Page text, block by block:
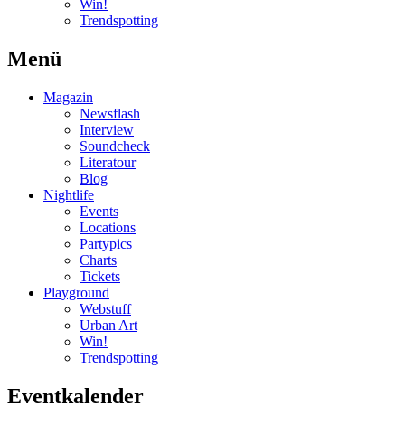
Win!
Trendspotting
Menü
Magazin
Newsflash
Interview
Soundcheck
Literatour
Blog
Nightlife
Events
Locations
Partypics
Charts
Tickets
Playground
Webstuff
Urban Art
Win!
Trendspotting
Eventkalender